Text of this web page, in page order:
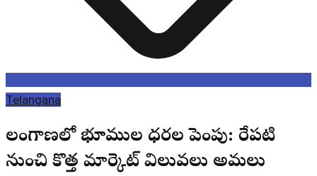
Telangana
తెలంగాణలో భూముల ధరల పెంపు: రేపటి
నుంచి కొత్త మార్కెట్ విలువలు అమలు